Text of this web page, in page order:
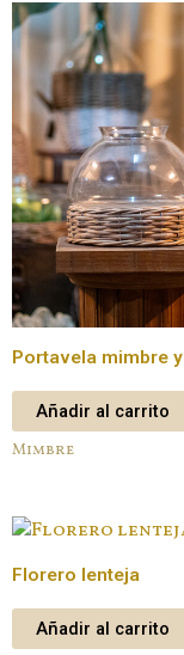
Portavela mimbre
Añadir al carrito
Mimbre
Florero lenteja
Añadir al carrito